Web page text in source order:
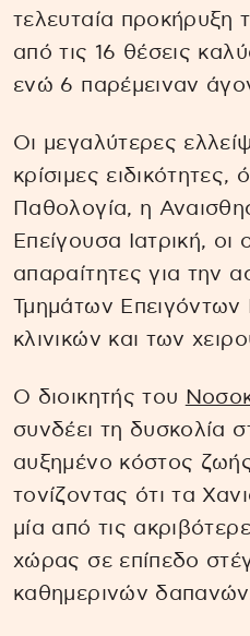
τελευταία προκήρυξη
από τις 16 θέσεις
ενώ 6 παρέμειναν
Οι μεγαλύτερες
κρίσιμες
Παθολογία, η
Επείγουσα Ιατρική, οι
απαραίτητες για την
Τμημάτων Επειγόντων
κλινικών και των
Ο διοικητής του
συνδέει τη δυσκολία
αυξημένο κόστος
τονίζοντας ότι τα
μία από τις
χώρας σε επίπεδο
καθημερινών